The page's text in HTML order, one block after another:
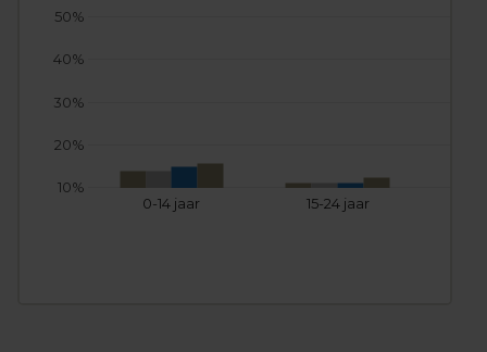
0-14 jaar 15-24 jaar
10%
20%
30%
40%
50%